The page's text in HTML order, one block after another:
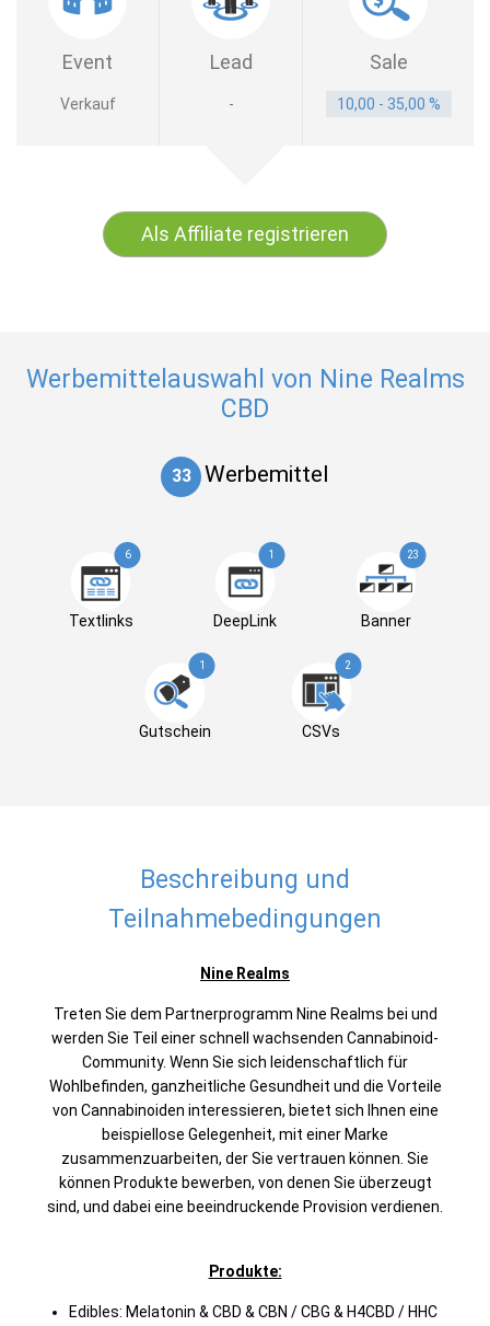
Event Lead Sale
Verkauf - 10,00 - 35,00 %
Als Affiliate registrieren
Werbemittelauswahl von Nine Realms
CBD
33 Werbemittel
6
Textlinks
1
DeepLink
23
Banner
1
Gutschein
2
CSVs
Beschreibung und
Teilnahmebedingungen
Nine Realms
Treten Sie dem Partnerprogramm Nine Realms bei und
werden Sie Teil einer schnell wachsenden Cannabinoid-
Community. Wenn Sie sich leidenschaftlich für
Wohlbefinden, ganzheitliche Gesundheit und die Vorteile
von Cannabinoiden interessieren, bietet sich Ihnen eine
beispiellose Gelegenheit, mit einer Marke
zusammenzuarbeiten, der Sie vertrauen können. Sie
können Produkte bewerben, von denen Sie überzeugt
sind, und dabei eine beeindruckende Provision verdienen.
Produkte:
Edibles: Melatonin & CBD & CBN / CBG & H4CBD / HHC